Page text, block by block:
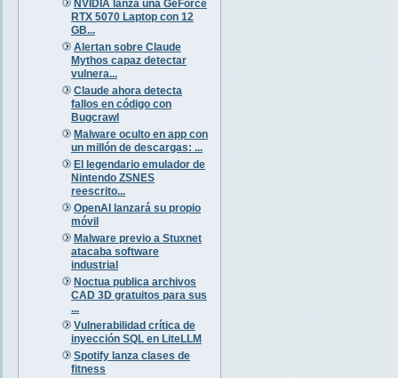
NVIDIA lanza una GeForce
RTX 5070 Laptop con 12
GB...
Alertan sobre Claude
Mythos capaz detectar
vulnera...
Claude ahora detecta
fallos en código con
Bugcrawl
Malware oculto en app con
un millón de descargas: ...
El legendario emulador de
Nintendo ZSNES
reescrito...
OpenAI lanzará su propio
móvil
Malware previo a Stuxnet
atacaba software
industrial
Noctua publica archivos
CAD 3D gratuitos para sus
...
Vulnerabilidad crítica de
inyección SQL en LiteLLM
Spotify lanza clases de
fitness